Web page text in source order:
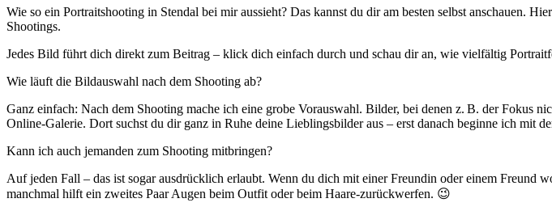
Wie so ein Portraitshooting in Stendal bei mir aussieht? Das kannst du dir am besten selbst anschauen.
Shootings.
Jedes Bild führt dich direkt zum Beitrag – klick dich einfach durch und schau dir an, wie vielfältig
Wie läuft die Bildauswahl nach dem Shooting ab?
Ganz einfach: Nach dem Shooting mache ich eine grobe Vorauswahl. Bilder, bei denen z. B. der Fokus
Online-Galerie. Dort suchst du dir ganz in Ruhe deine Lieblingsbilder aus – erst danach beginne ich mit
Kann ich auch jemanden zum Shooting mitbringen?
Auf jeden Fall – das ist sogar ausdrücklich erlaubt. Wenn du dich mit einer Freundin oder einem Freund
manchmal hilft ein zweites Paar Augen beim Outfit oder beim Haare-zurückwerfen. 😉